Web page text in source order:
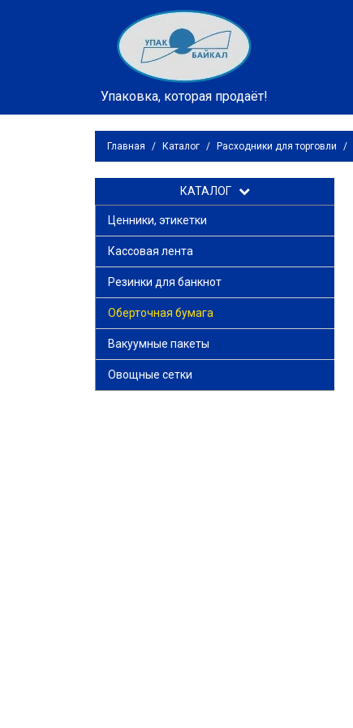
Упаковка, которая продаёт!
Главная / Каталог / Расходники для торговли /
КАТАЛОГ
Ценники, этикетки
Кассовая лента
Резинки для банкнот
Оберточная бумага
Вакуумные пакеты
Овощные сетки